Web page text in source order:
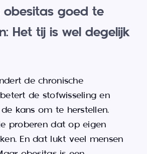
obesitas goed te
Het tij is wel degelijk
de chronische
de stofwisseling en
kans om te herstellen.
proberen dat op eigen
En dat lukt veel mensen